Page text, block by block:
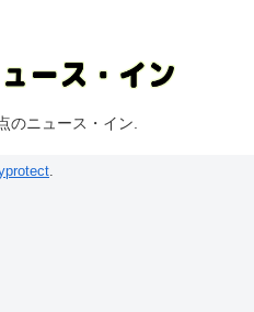
のニュース・イン.